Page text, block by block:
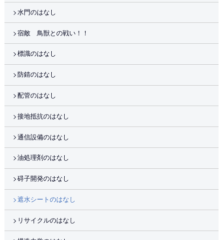
水門のはなし
宿敵 鳥獣との戦い！！
標識のはなし
防錆のはなし
配管のはなし
接地抵抗のはなし
通信設備のはなし
油処理剤のはなし
碍子開発のはなし
遮水シートのはなし
リサイクルのはなし